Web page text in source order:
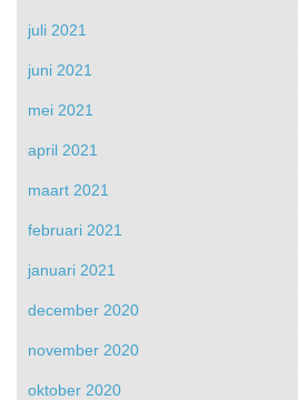
juli 2021
juni 2021
mei 2021
april 2021
maart 2021
februari 2021
januari 2021
december 2020
november 2020
oktober 2020